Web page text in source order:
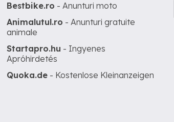
Bestbike.ro - Anunturi moto
Animalutul.ro - Anunturi gratuite
animale
Startapro.hu - Ingyenes
Apróhirdetés
Quoka.de - Kostenlose Kleinanzeigen